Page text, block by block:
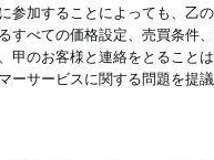
参加することによっても、
すべての価格設定、売買条件
甲のお客様と連絡をとるこ
サービスに関する問題を提